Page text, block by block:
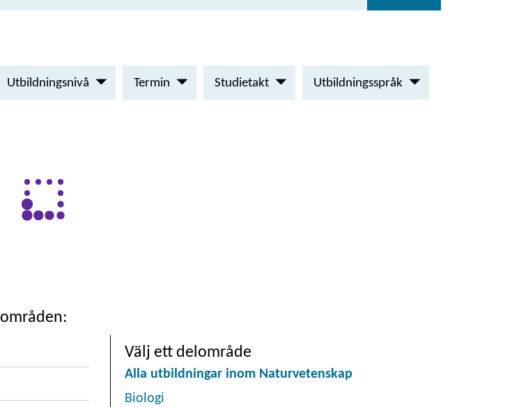
Utbildningsnivå Termin Studietakt Utbildningsspråk
Välj ett delområde
Alla utbildningar inom Naturvetenskap
Biologi